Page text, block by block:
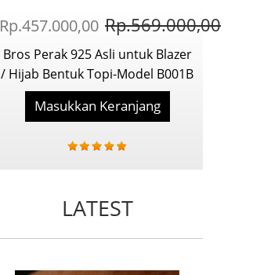
Rp.457.000,00 Rp.569.000,00
Bros Perak 925 Asli untuk Blazer
/ Hijab Bentuk Topi-Model B001B
Masukkan Keranjang
LATEST